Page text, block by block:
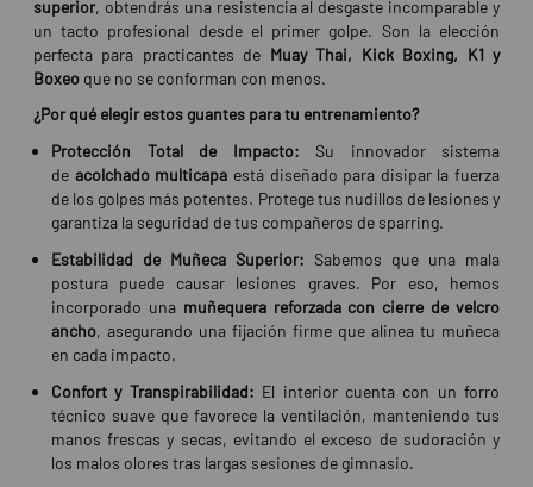
superior, obtendrás una resistencia al desgaste incomparable y
un tacto profesional desde el primer golpe. Son la elección
perfecta para practicantes de Muay Thai, Kick Boxing, K1 y
Boxeo que no se conforman con menos.
¿Por qué elegir estos guantes para tu entrenamiento?
Protección Total de Impacto: Su innovador sistema
de acolchado multicapa está diseñado para disipar la fuerza
de los golpes más potentes. Protege tus nudillos de lesiones y
garantiza la seguridad de tus compañeros de sparring.
Estabilidad de Muñeca Superior: Sabemos que una mala
postura puede causar lesiones graves. Por eso, hemos
incorporado una muñequera reforzada con cierre de velcro
ancho, asegurando una fijación firme que alinea tu muñeca
en cada impacto.
Confort y Transpirabilidad: El interior cuenta con un forro
técnico suave que favorece la ventilación, manteniendo tus
manos frescas y secas, evitando el exceso de sudoración y
los malos olores tras largas sesiones de gimnasio.